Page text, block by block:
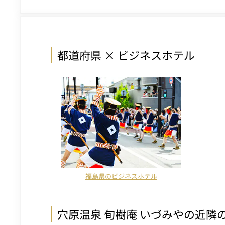
都道府県 × ビジネスホテル
福島県のビジネスホテル
穴原温泉 旬樹庵 いづみやの近隣